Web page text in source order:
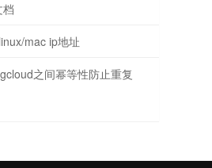
mac ip地址
之间幂等性防止重复